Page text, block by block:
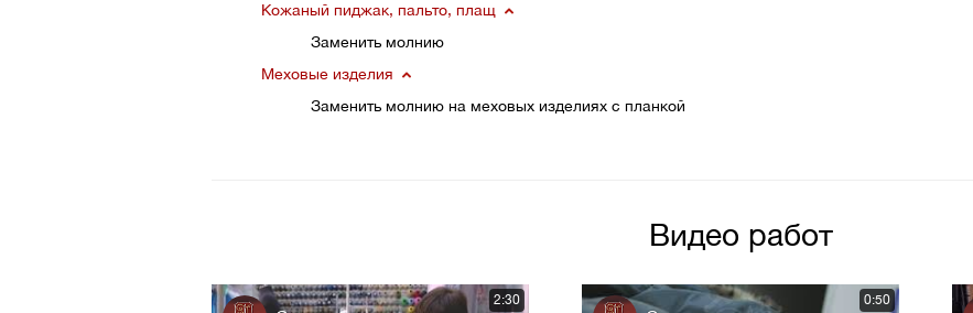
Кожаный пиджак, пальто, плащ
Заменить молнию
Меховые изделия
Заменить молнию на меховых изделиях с планкой
Видео работ
2:30 0:50